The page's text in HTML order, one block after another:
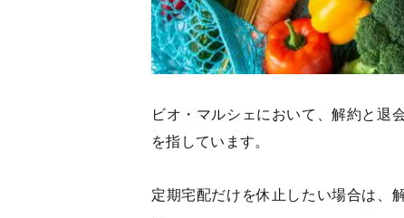
ビオ・マルシェにおいて、解約と退
を指しています。
定期宅配だけを休止したい場合は、